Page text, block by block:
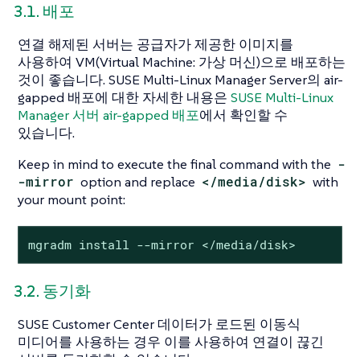
3.1. 배포
연결 해제된 서버는 공급자가 제공한 이미지를
사용하여 VM(Virtual Machine: 가상 머신)으로 배포하는
것이 좋습니다. SUSE Multi-Linux Manager Server의 air-
gapped 배포에 대한 자세한 내용은 SUSE Multi-Linux
Manager 서버 air-gapped 배포에서 확인할 수
있습니다.
Keep in mind to execute the final command with the -
-mirror option and replace </media/disk> with
your mount point:
mgradm install --mirror </media/disk>
3.2. 동기화
SUSE Customer Center 데이터가 로드된 이동식
미디어를 사용하는 경우 이를 사용하여 연결이 끊긴